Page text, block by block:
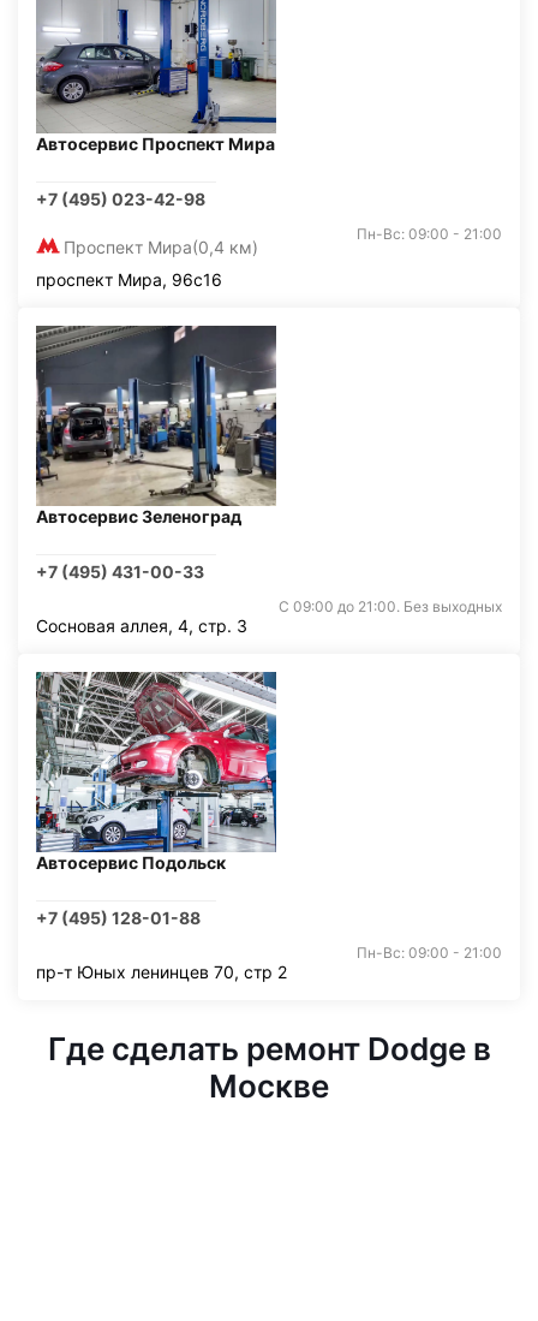
Автосервис Проспект Мира
+7 (495) 023-42-98
Проспект Мира(0,4 км)
Пн-Вс: 09:00 - 21:00
проспект Мира, 96с16
Автосервис Зеленоград
+7 (495) 431-00-33
С 09:00 до 21:00. Без выходных
Сосновая аллея, 4, стр. 3
Автосервис Подольск
+7 (495) 128-01-88
Пн-Вс: 09:00 - 21:00
пр-т Юных ленинцев 70, стр 2
Где сделать ремонт Dodge в
Москве